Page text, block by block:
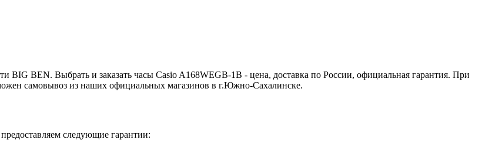
BIG BEN. Выбрать и заказать часы Casio A168WEGB-1B - цена, доставка по России, официальная гарантия. При
самовывоз из наших официальных магазинов в г.Южно-Сахалинске.
следующие гарантии: